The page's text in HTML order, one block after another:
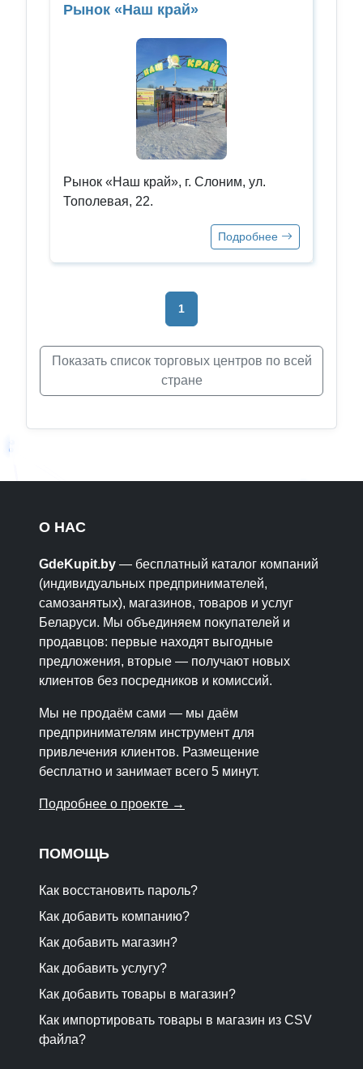
Рынок «Наш край»
Рынок «Наш край», г. Слоним, ул.
Тополевая, 22.
Подробнее
1
Показать список торговых центров по всей
стране
О НАС
GdeKupit.by — бесплатный каталог компаний
(индивидуальных предпринимателей,
самозанятых), магазинов, товаров и услуг
Беларуси. Мы объединяем покупателей и
продавцов: первые находят выгодные
предложения, вторые — получают новых
клиентов без посредников и комиссий.
Мы не продаём сами — мы даём
предпринимателям инструмент для
привлечения клиентов. Размещение
бесплатно и занимает всего 5 минут.
Подробнее о проекте →
ПОМОЩЬ
Как восстановить пароль?
Как добавить компанию?
Как добавить магазин?
Как добавить услугу?
Как добавить товары в магазин?
Как импортировать товары в магазин из CSV
файла?